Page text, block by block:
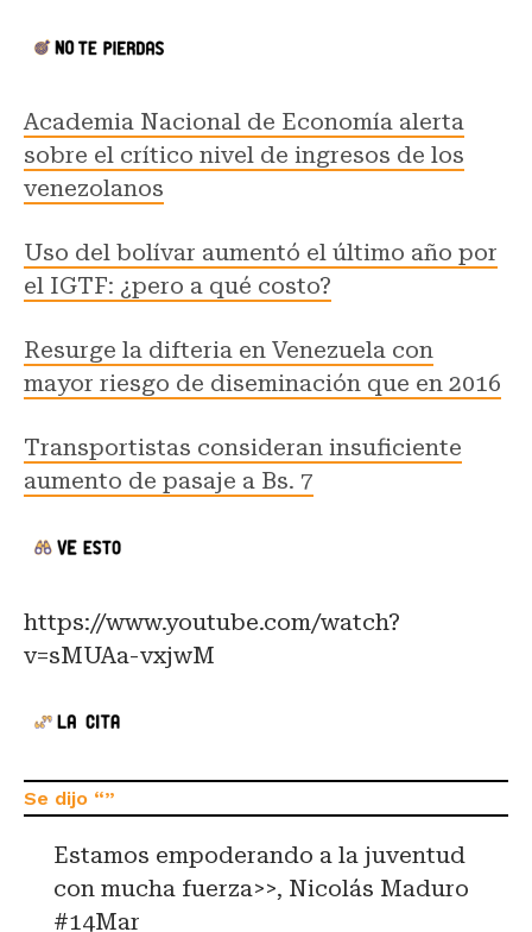
Academia Nacional de Economía alerta
sobre el crítico nivel de ingresos de los
venezolanos
Uso del bolívar aumentó el último año por
el IGTF: ¿pero a qué costo?
Resurge la difteria en Venezuela con
mayor riesgo de diseminación que en 2016
Transportistas consideran insuficiente
aumento de pasaje a Bs. 7
https://www.youtube.com/watch?
v=sMUAa-vxjwM
Estamos empoderando a la juventud
con mucha fuerza>>, Nicolás Maduro
#14Mar